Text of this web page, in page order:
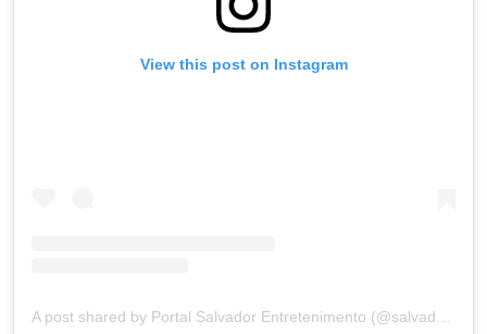
View this post on Instagram